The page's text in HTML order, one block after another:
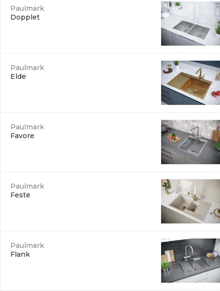
Paulmark
Dopplet
Paulmark
Elde
Paulmark
Favore
Paulmark
Feste
Paulmark
Flank